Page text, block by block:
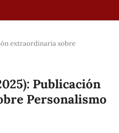
extraordinaria sobre
Publicación
Personalismo